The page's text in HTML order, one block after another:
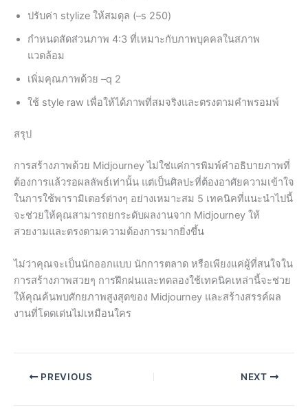
ปรับค่า stylize ให้สมดุล (–s 250)
กำหนดสัดส่วนภาพ 4:3 ที่เหมาะกับภาพบุคคลในสภาพ
แวดล้อม
เพิ่มคุณภาพด้วย –q 2
ใช้ style raw เพื่อให้ได้ภาพที่สมจริงและตรงตามคำพรอมพ์
สรุป
การสร้างภาพด้วย Midjourney ไม่ใช่แค่การพิมพ์คำอธิบายภาพที่
ต้องการแล้วรอผลลัพธ์เท่านั้น แต่เป็นศิลปะที่ต้องอาศัยความเข้าใจ
ในการใช้พารามิเตอร์ต่างๆ อย่างเหมาะสม 5 เทคนิคที่แนะนำไปนี้
จะช่วยให้คุณสามารถยกระดับผลงานจาก Midjourney ให้
สวยงามและตรงตามความต้องการมากยิ่งขึ้น
ไม่ว่าคุณจะเป็นนักออกแบบ นักการตลาด หรือเพียงแค่ผู้ที่สนใจใน
การสร้างภาพสวยๆ การฝึกฝนและทดลองใช้เทคนิคเหล่านี้จะช่วย
ให้คุณค้นพบศักยภาพสูงสุดของ Midjourney และสร้างสรรค์ผล
งานที่โดดเด่นไม่เหมือนใคร
PREVIOUS NEXT